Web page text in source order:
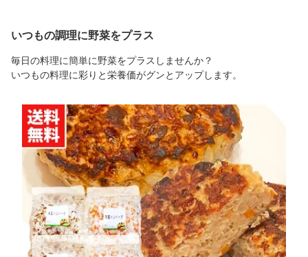
いつもの調理に野菜をプラス
毎日の料理に簡単に野菜をプラスしませんか？
いつもの料理に彩りと栄養価がグンとアップします。